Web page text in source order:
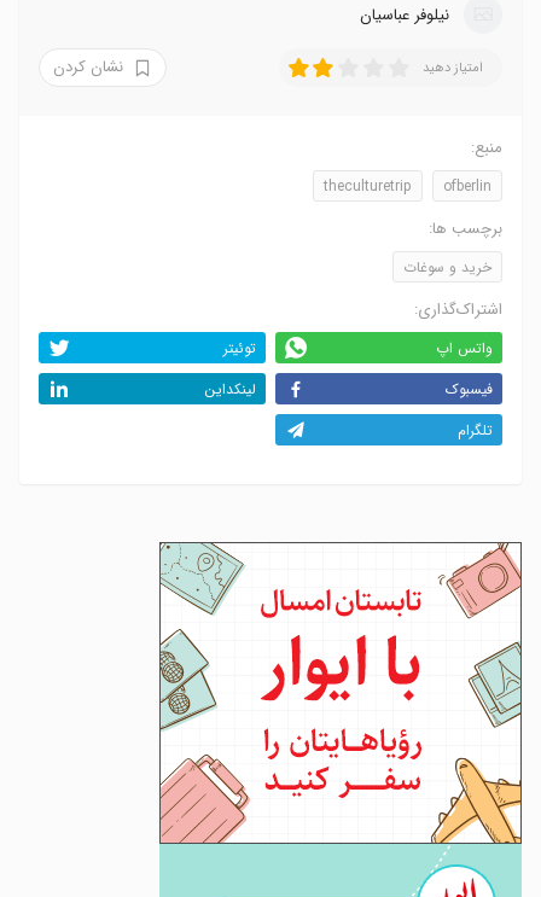
نیلوفر عباسیان
امتیاز دهید نشان کردن
منبع:
ofberlin
theculturetrip
برچسب ها:
خرید و سوغات
اشتراک‌گذاری:
واتس اپ
توئیتر
فیسبوک
لینکداین
تلگرام